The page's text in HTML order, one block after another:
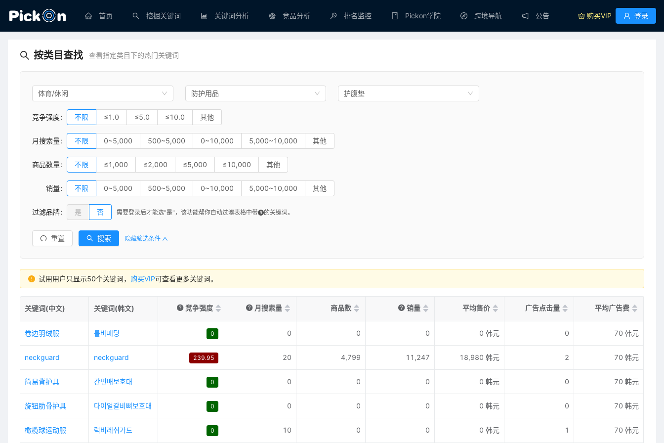
首页 挖掘关键词 关键词分析 竞品分析 排名监控 Pickon学院 跨境导航 公告 购买VIP 登录
按类目查找 查看指定类目下的热门关键词
体育/休闲 防护用品 护腹垫
竞争强度 不限 ≤1.0 ≤5.0 ≤10.0 其他
月搜索量 不限 0~5,000 500~5,000 0~10,000 5,000~10,000 其他
商品数量 不限 ≤1,000 ≤2,000 ≤5,000 ≤10,000 其他
销量 不限 0~5,000 500~5,000 0~10,000 5,000~10,000 其他
过滤品牌 是 否 需要登录后才能选"是"， 该功能帮你自动过滤表格中带 的关键词。
重置 搜索 隐藏筛选条件
试用用户只显示50个关键词， 购买VIP可查看更多关键词。
关键词(中文) 关键词(韩文) 竞争强度 月搜索量 商品数 销量 平均售价 广告点击量 平均广告费
卷边羽绒服 롤바패딩 0 0 0 0 0 韩元 0 70 韩元
neckguard neckguard 239.95 20 4,799 11,247 18,980 韩元 2 70 韩元
简易背护具 간편배보호대 0 0 0 0 0 韩元 0 70 韩元
旋钮肋骨护具 다이얼갈비뼈보호대 0 0 0 0 0 韩元 0 70 韩元
橄榄球运动服 럭비레쉬가드 0 10 0 0 0 韩元 1 70 韩元